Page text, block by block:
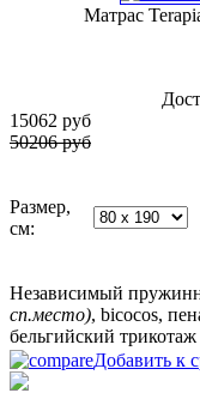
Матрас
15062 руб
50206 руб
Размер,
см:
Независимый
сп.место), bicocos,
бельгийский
Добавить к